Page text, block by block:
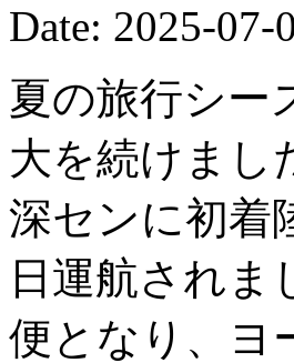
Date: 2025-07-
夏の旅行シー
大を続けまし
深センに初着
日運航されま
便となり、ヨ